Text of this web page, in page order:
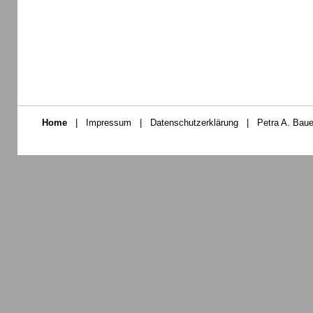
Home | Impressum | Datenschutzerklärung | Petra A.